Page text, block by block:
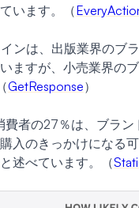
います。（
ンは、出版業界のブ
ますが、小売業界の
GetResponse）
費者の27％は、ブラン
入のきっかけになる
述べています。（